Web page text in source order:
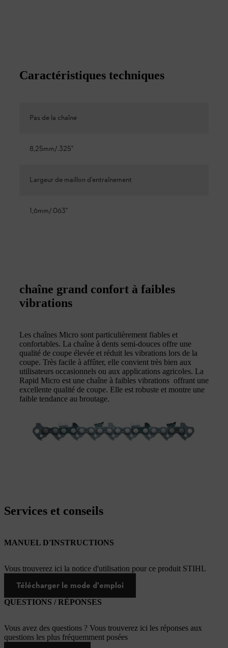
Caractéristiques techniques
Pas de la chaîne
8,25mm/.325"
Largeur de maillon d'entraînement
1,6mm/.063"
chaîne grand confort à faibles
vibrations
Les chaînes Micro sont particulièrement fiables et
confortables. La chaîne à dents semi-douces offre une
qualité de coupe élevée et réduit les vibrations lors de la
coupe. Très facile à affûter, elle convient très bien aux
utilisateurs occasionnels ou aux applications agricoles. La
Rapid Micro est une chaîne à faibles vibrations offrant une
excellente qualité de coupe. Elle est robuste et montre une
faible tendance au broutage.
Services et conseils
MANUEL D'INSTRUCTIONS
Vous trouverez ici la notice d'utilisation pour ce produit STIHL
Télécharger le mode d'emploi
QUESTIONS / RÉPONSES
Vous avez des questions ? Vous trouverez ici les réponses aux
questions les plus fréquemment posées